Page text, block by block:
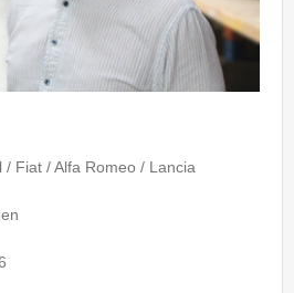
Fiat / Alfa Romeo / Lancia